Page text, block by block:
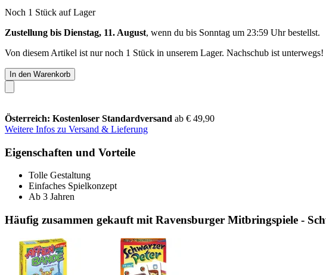
Noch 1 Stück auf Lager
Zustellung bis Dienstag, 11. August, wenn du bis Sonntag um 23:59 Uhrbestellst.
Von diesem Artikel ist nur noch 1 Stück in unserem Lager. Nachschub ist
In den Warenkorb
Österreich: Kostenloser Standardversand ab € 49,90
Weitere Infos zu Versand & Lieferung
Eigenschaften und Vorteile
Tolle Gestaltung
Einfaches Spielkonzept
Ab 3 Jahren
Häufig zusammen gekauft mit Ravensburger Mitbringspiele -